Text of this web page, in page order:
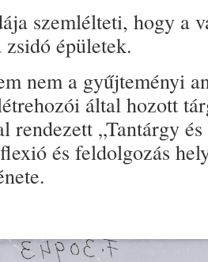
szemlélteti, hogy a
épületek.
nem a gyűjteményi
által hozott
rendezett „Tantárgy
és feldolgozás